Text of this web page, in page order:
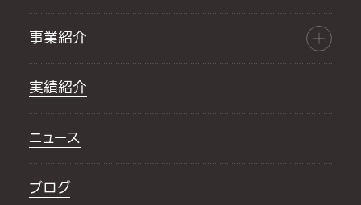
事業紹介
実績紹介
ニュース
ブログ